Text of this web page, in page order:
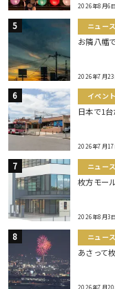
2026年8月6日
ニュース
お隣八幡
2026年7月23
イベント
日本で1
2026年7月17
ニュース
枚方モー
2026年8月3日
ニュース
あさって
2026年7月20